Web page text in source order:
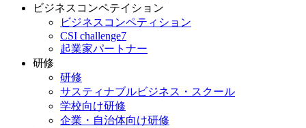
ビジネスコンペテイション
ビジネスコンペティション
CSI challenge7
起業家パートナー
研修
研修
サスティナブルビジネス・スクール
学校向け研修
企業・自治体向け研修